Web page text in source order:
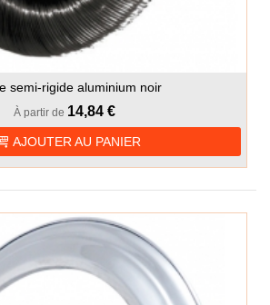
semi-rigide aluminium noir
À partir de 14,84 €
AJOUTER AU PANIER